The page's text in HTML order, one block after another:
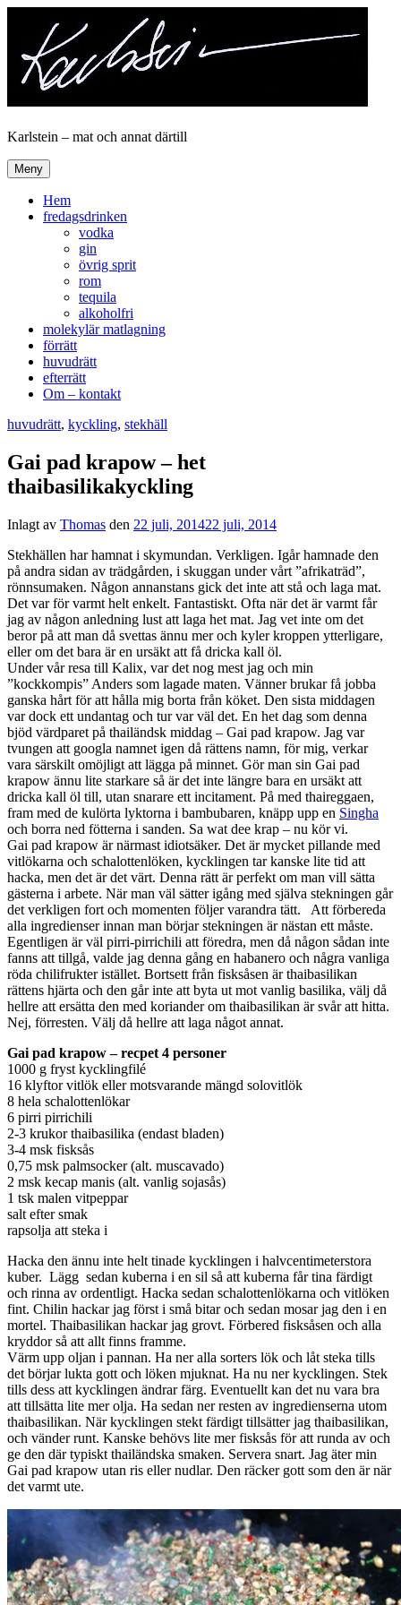
innehåll
Karlstein – mat och annat därtill
Meny
Hem
fredagsdrinken
vodka
gin
övrig sprit
rom
tequila
alkoholfri
molekylär matlagning
förrätt
huvudrätt
efterrätt
Om – kontakt
huvudrätt, kyckling, stekhäll
Gai pad krapow – het
thaibasilikakyckling
Inlagt av Thomas den 22 juli, 201422 juli, 2014
Stekhällen har hamnat i skymundan. Verkligen. Igår hamnade den
på andra sidan av trädgården, i skuggan under vårt ”afrikaträd”,
rönnsumaken. Någon annanstans gick det inte att stå och laga mat.
Det var för varmt helt enkelt. Fantastiskt. Ofta när det är varmt får
jag av någon anledning lust att laga het mat. Jag vet inte om det
beror på att man då svettas ännu mer och kyler kroppen ytterligare,
eller om det bara är en ursäkt att få dricka kall öl.
Under vår resa till Kalix, var det nog mest jag och min
”kockkompis” Anders som lagade maten. Vänner brukar få jobba
ganska hårt för att hålla mig borta från köket. Den sista middagen
var dock ett undantag och tur var väl det. En het dag som denna
bjöd värdparet på thailändsk middag – Gai pad krapow. Jag var
tvungen att googla namnet igen då rättens namn, för mig, verkar
vara särskilt omöjligt att lägga på minnet. Gör man sin Gai pad
krapow ännu lite starkare så är det inte längre bara en ursäkt att
dricka kall öl till, utan snarare ett incitament. På med thaireggaen,
fram med de kulörta lyktorna i bambubaren, knäpp upp en Singha
och borra ned fötterna i sanden. Sa wat dee krap – nu kör vi.
Gai pad krapow är närmast idiotsäker. Det är mycket pillande med
vitlökarna och schalottenlöken, kycklingen tar kanske lite tid att
hacka, men det är det värt. Denna rätt är perfekt om man vill sätta
gästerna i arbete. När man väl sätter igång med själva stekningen går
det verkligen fort och momenten följer varandra tätt. Att förbereda
alla ingredienser innan man börjar stekningen är nästan ett måste.
Egentligen är väl pirri-pirrichili att föredra, men då någon sådan inte
fanns att tillgå, valde jag denna gång en habanero och några vanliga
röda chilifrukter istället. Bortsett från fisksåsen är thaibasilikan
rättens hjärta och den går inte att byta ut mot vanlig basilika, välj då
hellre att ersätta den med koriander om thaibasilikan är svår att hitta.
Nej, förresten. Välj då hellre att laga något annat.
Gai pad krapow – recpet 4 personer
1000 g fryst kycklingfilé
16 klyftor vitlök eller motsvarande mängd solovitlök
8 hela schalottenlökar
6 pirri pirrichili
2-3 krukor thaibasilika (endast bladen)
3-4 msk fisksås
0,75 msk palmsocker (alt. muscavado)
2 msk kecap manis (alt. vanlig sojasås)
1 tsk malen vitpeppar
salt efter smak
rapsolja att steka i
Hacka den ännu inte helt tinade kycklingen i halvcentimeterstora
kuber. Lägg sedan kuberna i en sil så att kuberna får tina färdigt
och rinna av ordentligt. Hacka sedan schalottenlökarna och vitlöken
fint. Chilin hackar jag först i små bitar och sedan mosar jag den i en
mortel. Thaibasilikan hackar jag grovt. Förbered fisksåsen och alla
kryddor så att allt finns framme.
Värm upp oljan i pannan. Ha ner alla sorters lök och låt steka tills
det börjar lukta gott och löken mjuknat. Ha nu ner kycklingen. Stek
tills dess att kycklingen ändrar färg. Eventuellt kan det nu vara bra
att tillsätta lite mer olja. Ha sedan ner resten av ingredienserna utom
thaibasilikan. När kycklingen stekt färdigt tillsätter jag thaibasilikan,
och vänder runt. Kanske behövs lite mer fisksås för att runda av och
ge den där typiskt thailändska smaken. Servera snart. Jag äter min
Gai pad krapow utan ris eller nudlar. Den räcker gott som den är när
det varmt ute.